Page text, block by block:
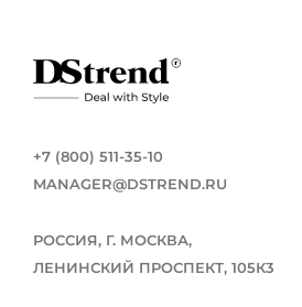
+7 (800) 511-35-10
MANAGER@DSTREND.RU
РОССИЯ, Г. МОСКВА,
ЛЕНИНСКИЙ ПРОСПЕКТ, 105К3